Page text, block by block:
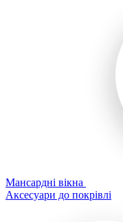
Мансардні вікна
Аксесуари до покрівлі